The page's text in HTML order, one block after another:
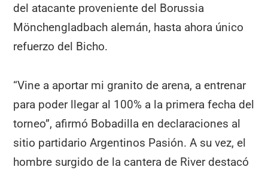
del atacante proveniente del Borussia
Mönchengladbach alemán, hasta ahora único
refuerzo del Bicho.
“Vine a aportar mi granito de arena, a entrenar
para poder llegar al 100% a la primera fecha del
torneo”, afirmó Bobadilla en declaraciones al
sitio partidario Argentinos Pasión. A su vez, el
hombre surgido de la cantera de River destacó